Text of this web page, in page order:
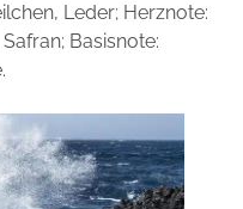
Leder; Herznote:
Basisnote: